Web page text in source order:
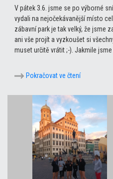
V pátek 3.6. jsme se po výborné
vydali na nejočekávanější místo
zábavní park je tak velký, že jsme
ani vše projít a vyzkoušet si
muset určitě vrátit ;-). Jakmile jsme
Pokračovat ve čtení